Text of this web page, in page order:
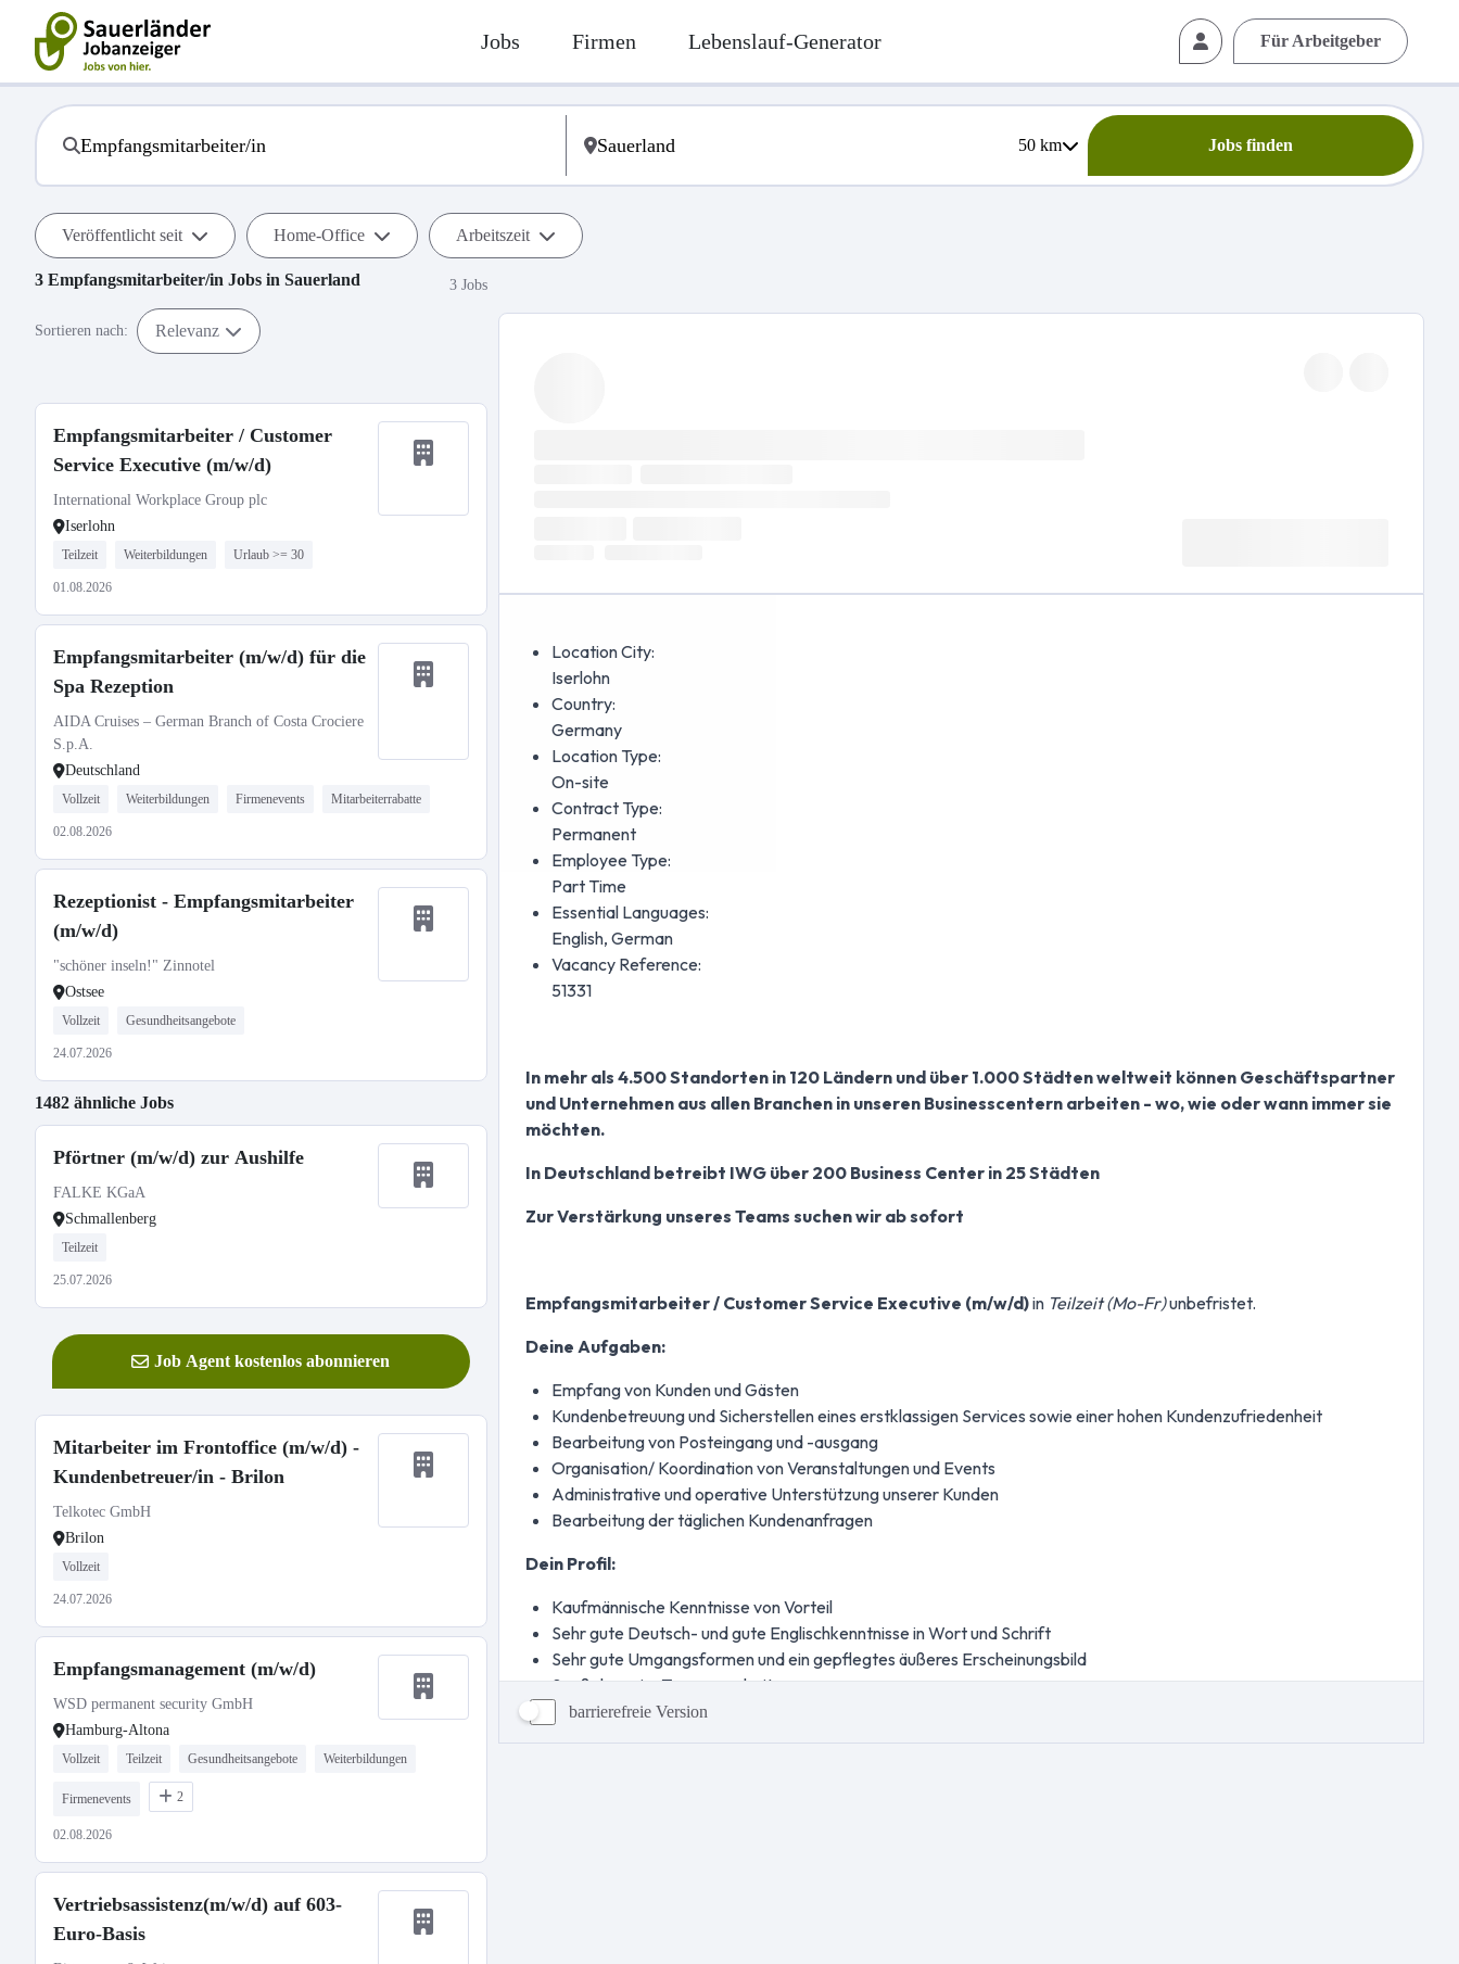
Jobs Firmen Lebenslauf-Generator Für Arbeitgeber
50km Jobs finden
Veröffentlicht seit Home-Office Arbeitszeit
3 Empfangsmitarbeiter/in Jobs in Sauerland 3 Jobs
Sortieren nach: Relevanz
Empfangsmitarbeiter / Customer
Service Executive (m/w/d)
International Workplace Group plc
Iserlohn
Teilzeit Weiterbildungen Urlaub >= 30
01.08.2026
Empfangsmitarbeiter (m/w/d) für die
Spa Rezeption
AIDA Cruises – German Branch of Costa Crociere
S.p.A.
Deutschland
Vollzeit Weiterbildungen Firmenevents Mitarbeiterrabatte
02.08.2026
Rezeptionist - Empfangsmitarbeiter
(m/w/d)
"schöner inseln!" Zinnotel
Ostsee
Vollzeit Gesundheitsangebote
24.07.2026
1482 ähnliche Jobs
Pförtner (m/w/d) zur Aushilfe
FALKE KGaA
Schmallenberg
Teilzeit
25.07.2026
Job Agent kostenlos abonnieren
Mitarbeiter im Frontoffice (m/w/d) -
Kundenbetreuer/in - Brilon
Telkotec GmbH
Brilon
Vollzeit
24.07.2026
Empfangsmanagement (m/w/d)
WSD permanent security GmbH
Hamburg-Altona
Vollzeit Teilzeit Gesundheitsangebote Weiterbildungen
Firmenevents 2
02.08.2026
Vertriebsassistenz(m/w/d) auf 603-
Euro-Basis
barrierefreie Version